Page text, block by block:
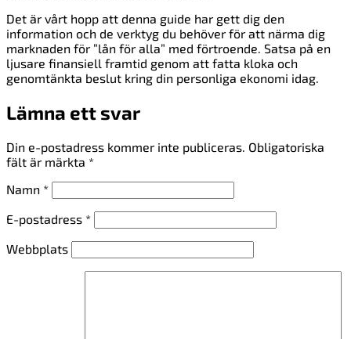
Det är vårt hopp att denna guide har gett dig den
information och de verktyg du behöver för att närma dig
marknaden för ”lån för alla” med förtroende. Satsa på en
ljusare finansiell framtid genom att fatta kloka och
genomtänkta beslut kring din personliga ekonomi idag.
Lämna ett svar
Din e-postadress kommer inte publiceras. Obligatoriska
fält är märkta *
Namn *
E-postadress *
Webbplats